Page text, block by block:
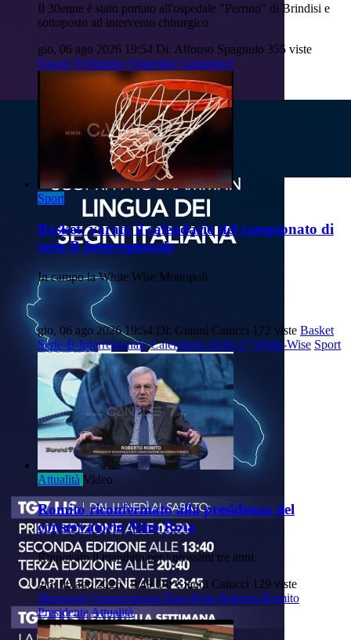
Il 30enne è stato portato all'ospedale "Perrino" di Brindisi e
sottoposto ad intervento chirurgico
gio, 06 ago 2026 19:54 Di: Alfonso Spagnulo 355 viste
Fasano Ferimento Ospedale Carabinieri
Sport
Basket: varato il calendario del campionato di
serie B Interregionale
In campo la White Wise Monopoli.
gio, 06 ago 2026 19:54 Di: Gianni Catucci 172 viste Basket
Serie-B-Interregionale Calendario-2026-27 White-Wise Sport
Attualità Video
Romito riconfermato alla presidenza del
conservatorio Nino Rota
Rinnovato il mandato per i prossimi tre anni.
gio, 06 ago 2026 19:49 Di: Gianni Catucci 129 viste
Monopoli Conservatorio-Nino-Rota Roberto-Romito
PresidenteAttualità